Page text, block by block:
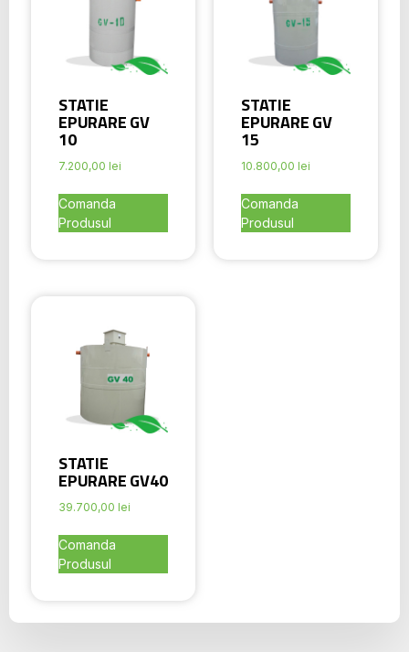
STATIE
EPURARE GV
10
7.200,00 lei
Comanda
Produsul
STATIE
EPURARE GV
15
10.800,00 lei
Comanda
Produsul
STATIE
EPURARE GV40
39.700,00 lei
Comanda
Produsul